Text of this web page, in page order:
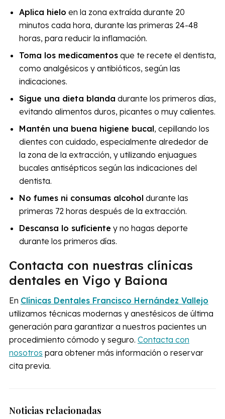
Aplica hielo en la zona extraída durante 20
minutos cada hora, durante las primeras 24-48
horas, para reducir la inflamación.
Toma los medicamentosque te recete el dentista,
como analgésicos y antibióticos, según las
indicaciones.
Sigue una dieta blanda durante los primeros días,
evitando alimentos duros, picantes o muy calientes.
Mantén una buena higiene bucal, cepillando los
dientes con cuidado, especialmente alrededor de
la zona de la extracción, y utilizando enjuagues
bucales antisépticos según las indicaciones del
dentista.
No fumes ni consumas alcohol durante las
primeras 72 horas después de la extracción.
Descansa lo suficiente y no hagas deporte
durante los primeros días.
Contacta con nuestras clínicas
dentales en Vigo y Baiona
En Clínicas Dentales Francisco Hernández Vallejo
utilizamos técnicas modernas y anestésicos de última
generación para garantizar a nuestros pacientes un
procedimiento cómodo y seguro. Contacta con
nosotros para obtener más información o reservar
cita previa.
Noticias relacionadas